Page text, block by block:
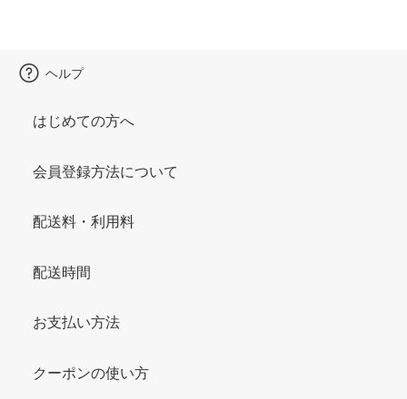
ヘルプ
はじめての方へ
会員登録方法について
配送料・利用料
配送時間
お支払い方法
クーポンの使い方